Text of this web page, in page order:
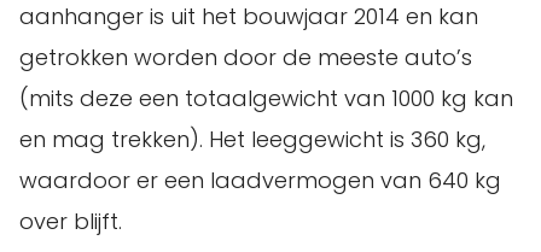
aanhanger is uit het bouwjaar 2014 en kan
getrokken worden door de meeste auto’s
(mits deze een totaalgewicht van 1000 kg kan
en mag trekken). Het leeggewicht is 360 kg,
waardoor er een laadvermogen van 640 kg
over blijft.